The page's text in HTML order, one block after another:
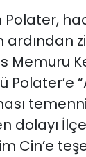
Memuru
dolayı
Cin’e